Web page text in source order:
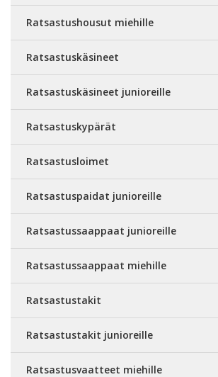
Ratsastushousut miehille
Ratsastuskäsineet
Ratsastuskäsineet junioreille
Ratsastuskypärät
Ratsastusloimet
Ratsastuspaidat junioreille
Ratsastussaappaat junioreille
Ratsastussaappaat miehille
Ratsastustakit
Ratsastustakit junioreille
Ratsastusvaatteet miehille